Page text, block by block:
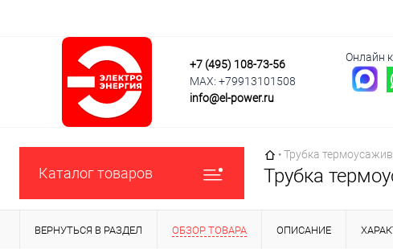
+7 (495) 108-73-56
MAX: +79913101508
info@el-power.ru
Онлайн
Каталог товаров
Главная страница
•Трубка
Трубка
ВЕРНУТЬСЯ В РАЗДЕЛ ОБЗОР ТОВАРА ОПИСАНИЕ